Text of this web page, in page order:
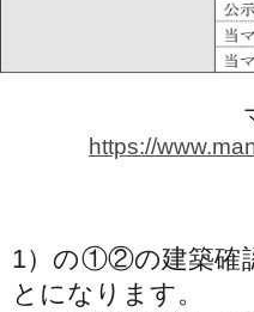
https://
1）の①②の建築確
とになります。